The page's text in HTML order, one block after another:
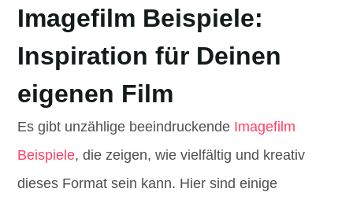
Imagefilm Beispiele:
Inspiration für Deinen
eigenen Film
Es gibt unzählige beeindruckende Imagefilm
Beispiele, die zeigen, wie vielfältig und kreativ
dieses Format sein kann. Hier sind einige